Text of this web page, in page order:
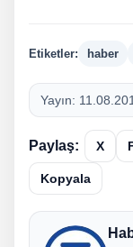
Etiketler: haber
Yayın:
Paylaş: X
Kopyala